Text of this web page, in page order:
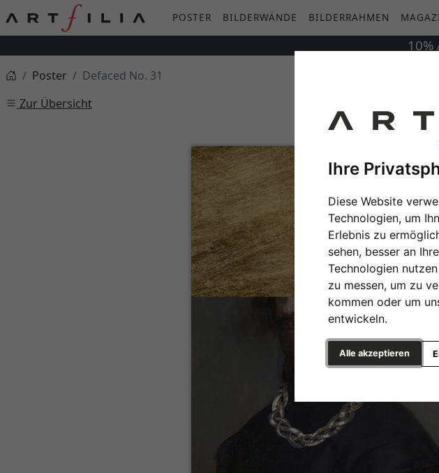
Ihre
Diese Website
Technologien, um
Erlebnis zu
sehen, besser an
Technologien
zu messen, um zu
kommen oder um
entwickeln.
Alle akzeptieren
POSTER BILDERWÄNDE BILDERRAHMEN
10%
Poster
Defaced No. 31
Zur Übersicht